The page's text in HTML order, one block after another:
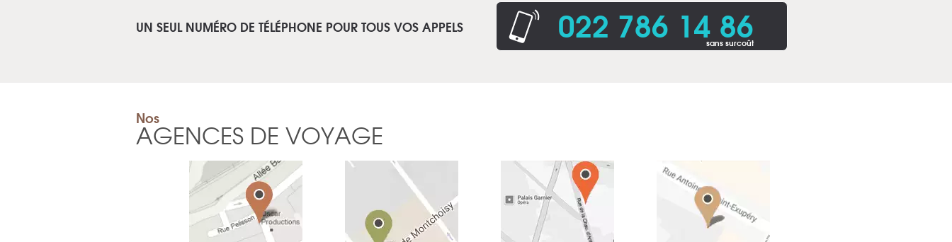
UN SEUL NUMÉRO DE TÉLÉPHONE POUR TOUS VOS APPELS 022 786 14 86
sans surcoût
Nos
AGENCES DE VOYAGE